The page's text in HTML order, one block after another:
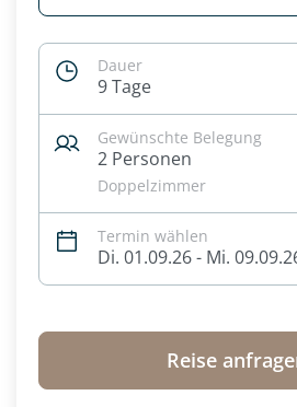
Dauer
9 Tage
Gewünschte Belegung
2 Personen
Doppelzimmer
Termin wählen
Di. 01.09.26 - Mi.
Reise
Datenschutz & Transparenz ist
Die Anfrage wird via SSL
geschickt. Mit Absenden des
Kenntnis genommen und